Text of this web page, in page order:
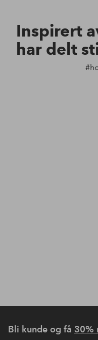
Inspirert
har delt
Bli kunde og få 30%